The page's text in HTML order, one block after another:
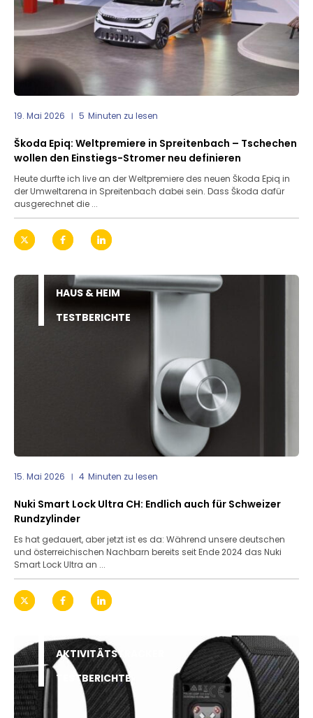
19. Mai 2026 5 Minuten zu lesen
Škoda Epiq: Weltpremiere in Spreitenbach – Tschechen
wollen den Einstiegs-Stromer neu definieren
Heute durfte ich live an der Weltpremiere des neuen Škoda Epiq in
der Umweltarena in Spreitenbach dabei sein. Dass Škoda dafür
ausgerechnet die ...
HAUS & HEIM
TESTBERICHTE
15. Mai 2026 4 Minuten zu lesen
Nuki Smart Lock Ultra CH: Endlich auch für Schweizer
Rundzylinder
Es hat gedauert, aber jetzt ist es da: Während unsere deutschen
und österreichischen Nachbarn bereits seit Ende 2024 das Nuki
Smart Lock Ultra an ...
AKTIVITÄTSTRACKER
TESTBERICHTE